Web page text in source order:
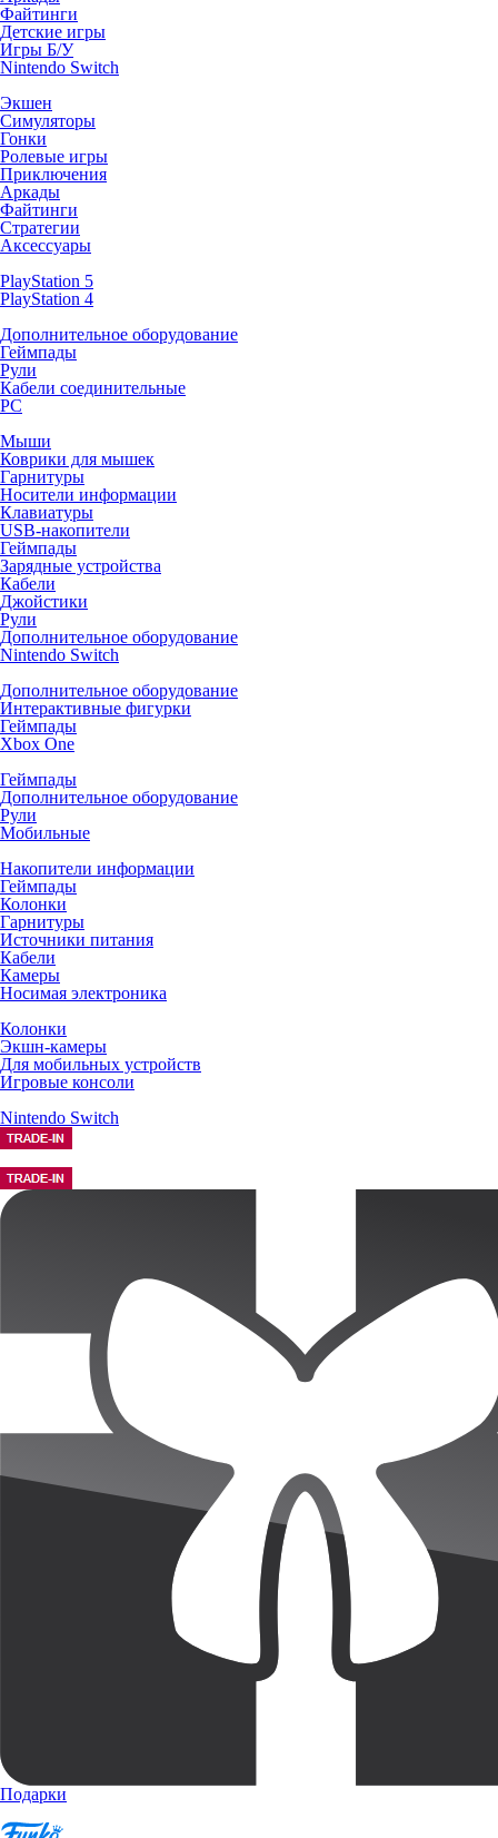
Файтинги
Детские игры
Игры Б/У
Nintendo Switch
Экшен
Симуляторы
Гонки
Ролевые игры
Приключения
Аркады
Файтинги
Стратегии
Аксессуары
PlayStation 5
PlayStation 4
Дополнительное оборудование
Геймпады
Рули
Кабели соединительные
PC
Мыши
Коврики для мышек
Гарнитуры
Носители информации
Клавиатуры
USB-накопители
Геймпады
Зарядные устройства
Кабели
Джойстики
Рули
Дополнительное оборудование
Nintendo Switch
Дополнительное оборудование
Интерактивные фигурки
Геймпады
Xbox One
Геймпады
Дополнительное оборудование
Рули
Мобильные
Накопители информации
Геймпады
Колонки
Гарнитуры
Источники питания
Кабели
Камеры
Носимая электроника
Колонки
Экшн-камеры
Для мобильных устройств
Игровые консоли
Nintendo Switch
Подарки